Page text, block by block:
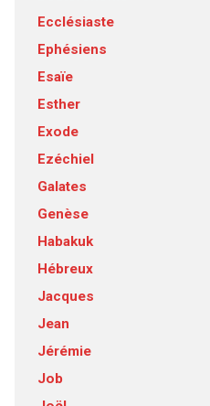
Ecclésiaste
Ephésiens
Esaïe
Esther
Exode
Ezéchiel
Galates
Genèse
Habakuk
Hébreux
Jacques
Jean
Jérémie
Job